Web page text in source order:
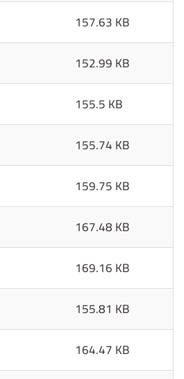
157.63 KB
152.99 KB
155.5 KB
155.74 KB
159.75 KB
167.48 KB
169.16 KB
155.81 KB
164.47 KB